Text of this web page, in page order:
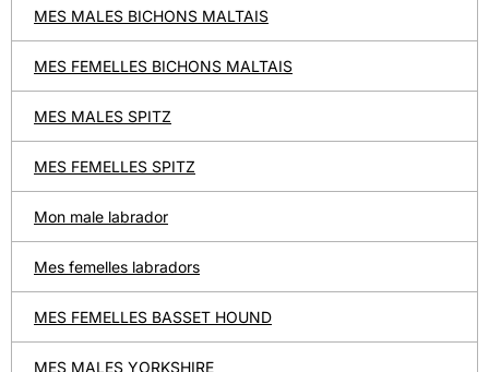
MES MALES BICHONS MALTAIS
MES FEMELLES BICHONS MALTAIS
MES MALES SPITZ
MES FEMELLES SPITZ
Mon male labrador
Mes femelles labradors
MES FEMELLES BASSET HOUND
MES MALES YORKSHIRE